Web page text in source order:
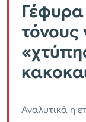
τόνους
Αναλυτικά η